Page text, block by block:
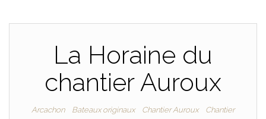
La Horaine du
chantier Auroux
Arcachon Bateaux originaux Chantier Auroux
Chantier